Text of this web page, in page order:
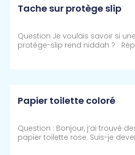
Tache sur protège slip
Question Je voulais savoir si
protège-slip rend niddah ?
Papier toilette coloré
Question : Bonjour, j’ai trouvé
papier toilette rose. Suis-je